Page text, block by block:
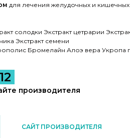
для лечения желудочных и
солодки Экстракт цетрарии
Экстракт семени
Бромелайн Алоэ вера Укропа
производителя
САЙТ ПРОИЗВОДИТЕЛЯ